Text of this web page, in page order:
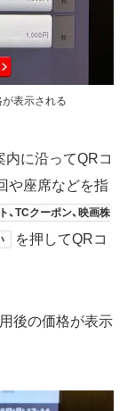
が表示される
内に沿ってQRコ
や座席などを指
、TCクーポン、映画株
を押してQRコ
後の価格が表示